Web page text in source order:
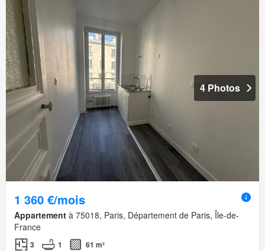
4 Photos
1 360 €/mois
Appartement à 75018, Paris, Département de Paris, Île-de-
France
3 1
61 m²